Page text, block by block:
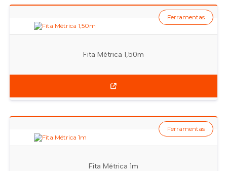
Fita Métrica 1,50m
Ferramentas
Fita Métrica 1m
Ferramentas